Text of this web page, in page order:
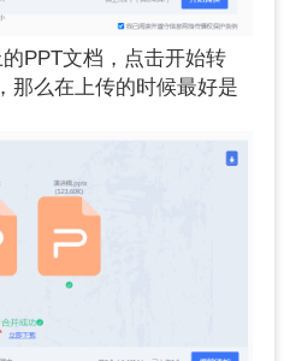
PPT文档，点击开始转
那么在上传的时候最好是